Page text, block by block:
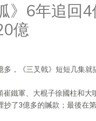
》6年追回
億
多，《三叉戟》短短几集就
鐵軍、大棍子徐國柱和大
了3億多的贓款；最後在